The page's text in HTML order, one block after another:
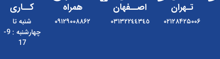
تـهران
۰۲۱۲۸۴۲۵۰۰۶
اصــفهان
٠٣١٣٢٢٤٤٣٤٥
همراه
۰۹۱۲۹۰۰۸۸۶۲
کــاری
شنبه تا
چهارشنبه : 9-
17